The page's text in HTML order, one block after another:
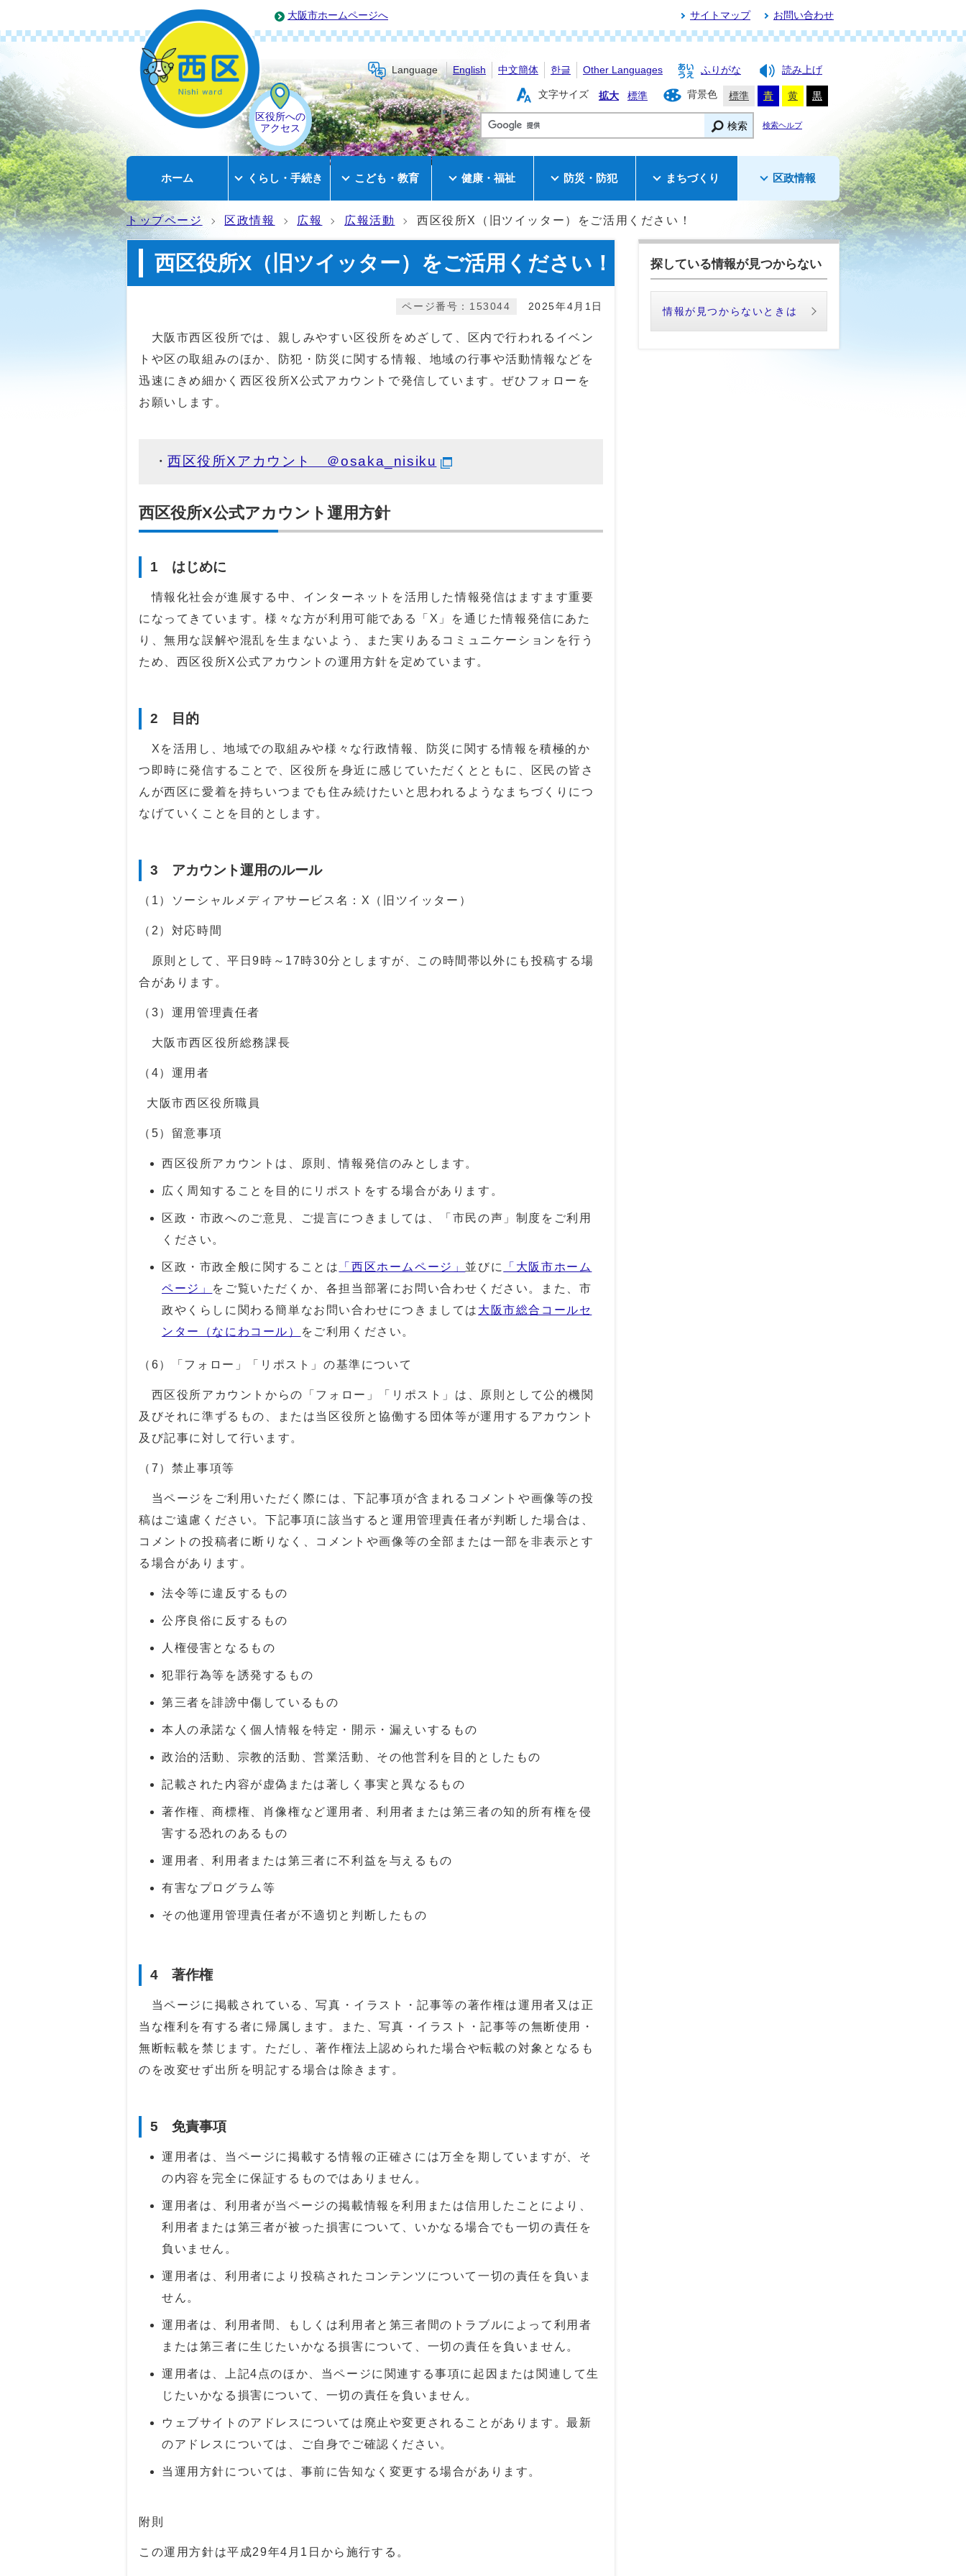
大阪市ホームページへ サイトマップ お問い合わせ
区役所への
アクセス
Language English 中文簡体 한글 Other Languages ふりがな 読み上げ
文字サイズ 拡大 標準 背景色 標準 青 黄 黒
検索 検索ヘルプ
ホーム くらし・手続き こども・教育 健康・福祉 防災・防犯 まちづくり 区政情報
トップページ 区政情報 広報 広報活動 西区役所X（旧ツイッター）をご活用ください！
西区役所X（旧ツイッター）をご活用ください！
2025年4月1日
ページ番号：153044
大阪市西区役所では、親しみやすい区役所をめざして、区内で行われるイベン
トや区の取組みのほか、防犯・防災に関する情報、地域の行事や活動情報などを
迅速にきめ細かく西区役所X公式アカウントで発信しています。ぜひフォローを
お願いします。
西区役所Xアカウント ＠osaka_nisiku
西区役所X公式アカウント運用方針
1 はじめに
情報化社会が進展する中、インターネットを活用した情報発信はますます重要
になってきています。様々な方が利用可能である「X」を通じた情報発信にあた
り、無用な誤解や混乱を生まないよう、また実りあるコミュニケーションを行う
ため、西区役所X公式アカウントの運用方針を定めています。
2 目的
Xを活用し、地域での取組みや様々な行政情報、防災に関する情報を積極的か
つ即時に発信することで、区役所を身近に感じていただくとともに、区民の皆さ
んが西区に愛着を持ちいつまでも住み続けたいと思われるようなまちづくりにつ
なげていくことを目的とします。
3 アカウント運用のルール
（1）ソーシャルメディアサービス名：X（旧ツイッター）
（2）対応時間
原則として、平日9時～17時30分としますが、この時間帯以外にも投稿する場
合があります。
（3）運用管理責任者
大阪市西区役所総務課長
（4）運用者
大阪市西区役所職員
（5）留意事項
西区役所アカウントは、原則、情報発信のみとします。
広く周知することを目的にリポストをする場合があります。
区政・市政へのご意見、ご提言につきましては、「市民の声」制度をご利用
ください。
区政・市政全般に関することは 「西区ホームページ」 並びに
「大阪市ホーム
ページ」 をご覧いただくか、各担当部署にお問い合わせください。また、市
政やくらしに関わる簡単なお問い合わせにつきましては 大阪市総合コールセ
ンター（なにわコール）
をご利用ください。
（6）「フォロー」「リポスト」の基準について
西区役所アカウントからの「フォロー」「リポスト」は、原則として公的機関
及びそれに準ずるもの、または当区役所と協働する団体等が運用するアカウント
及び記事に対して行います。
（7）禁止事項等
当ページをご利用いただく際には、下記事項が含まれるコメントや画像等の投
稿はご遠慮ください。下記事項に該当すると運用管理責任者が判断した場合は、
コメントの投稿者に断りなく、コメントや画像等の全部または一部を非表示とす
る場合があります。
法令等に違反するもの
公序良俗に反するもの
人権侵害となるもの
犯罪行為等を誘発するもの
第三者を誹謗中傷しているもの
本人の承諾なく個人情報を特定・開示・漏えいするもの
政治的活動、宗教的活動、営業活動、その他営利を目的としたもの
記載された内容が虚偽または著しく事実と異なるもの
著作権、商標権、肖像権など運用者、利用者または第三者の知的所有権を侵
害する恐れのあるもの
運用者、利用者または第三者に不利益を与えるもの
有害なプログラム等
その他運用管理責任者が不適切と判断したもの
4 著作権
当ページに掲載されている、写真・イラスト・記事等の著作権は運用者又は正
当な権利を有する者に帰属します。また、写真・イラスト・記事等の無断使用・
無断転載を禁じます。ただし、著作権法上認められた場合や転載の対象となるも
のを改変せず出所を明記する場合は除きます。
5 免責事項
運用者は、当ページに掲載する情報の正確さには万全を期していますが、そ
の内容を完全に保証するものではありません。
運用者は、利用者が当ページの掲載情報を利用または信用したことにより、
利用者または第三者が被った損害について、いかなる場合でも一切の責任を
負いません。
運用者は、利用者により投稿されたコンテンツについて一切の責任を負いま
せん。
運用者は、利用者間、もしくは利用者と第三者間のトラブルによって利用者
または第三者に生じたいかなる損害について、一切の責任を負いません。
運用者は、上記4点のほか、当ページに関連する事項に起因または関連して生
じたいかなる損害について、一切の責任を負いません。
ウェブサイトのアドレスについては廃止や変更されることがあります。最新
のアドレスについては、ご自身でご確認ください。
当運用方針については、事前に告知なく変更する場合があります。
附則
この運用方針は平成29年4月1日から施行する。
探している情報が見つからない
情報が見つからないときは